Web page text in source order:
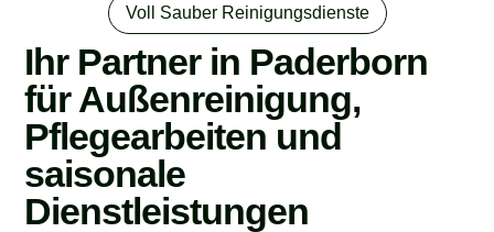
Voll Sauber Reinigungsdienste
Ihr Partner in Paderborn
für Außenreinigung,
Pflegearbeiten und
saisonale
Dienstleistungen